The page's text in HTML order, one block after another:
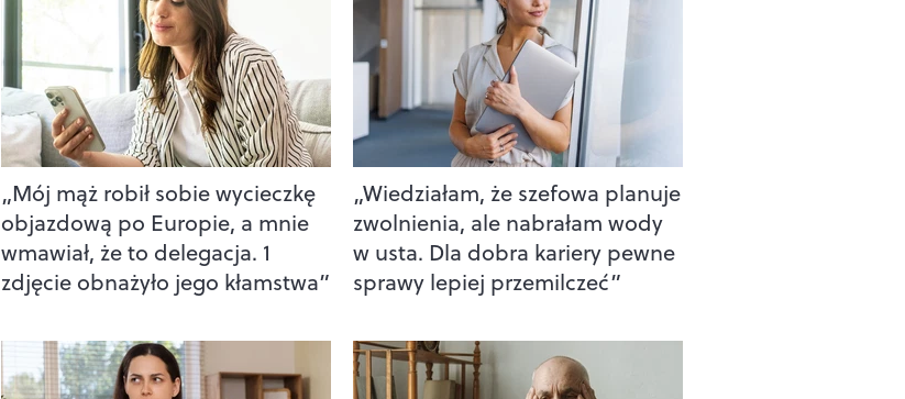
„Mój mąż robił sobie wycieczkę
objazdową po Europie, a mnie
wmawiał, że to delegacja. 1
zdjęcie obnażyło jego kłamstwa”
„Wiedziałam, że szefowa planuje
zwolnienia, ale nabrałam wody
w usta. Dla dobra kariery pewne
sprawy lepiej przemilczeć”